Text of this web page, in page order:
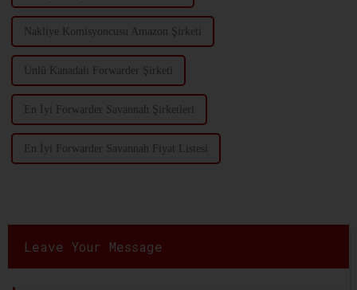
Nakliye Komisyoncusu Amazon Şirketi
Ünlü Kanadalı Forwarder Şirketi
En İyi Forwarder Savannah Şirketleri
En İyi Forwarder Savannah Fiyat Listesi
Leave Your Message